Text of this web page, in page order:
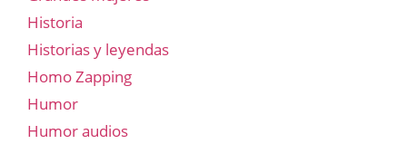
Historia
Historias y leyendas
Homo Zapping
Humor
Humor audios